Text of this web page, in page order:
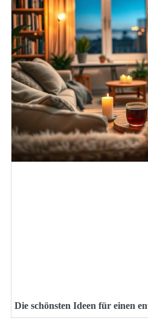
Die schönsten Ideen für einen